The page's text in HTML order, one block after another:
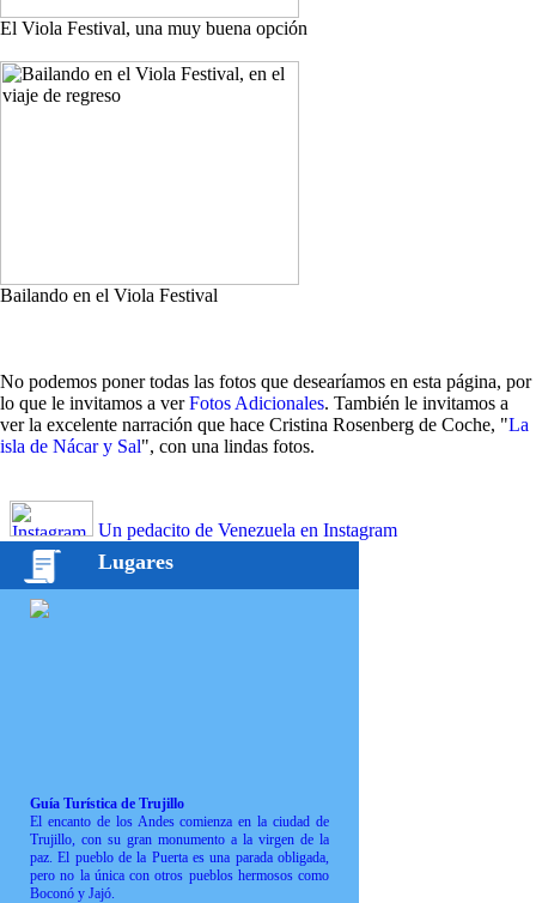
El Viola Festival, una muy buena opción
Bailando en el Viola Festival
No podemos poner todas las fotos que desearíamos en esta página, por
lo que le invitamos a verFotos Adicionales. También le invitamos a
ver la excelente narración que hace Cristina Rosenberg de Coche, "La
isla de Nácar y Sal", con una lindas fotos.
Un pedacito de Venezuela en Instagram
Lugares
Guía Turística de Trujillo
El encanto de los Andes comienza en la ciudad de
Trujillo, con su gran monumento a la virgen de la
paz. El pueblo de la Puerta es una parada obligada,
pero no la única con otros pueblos hermosos como
Boconó y Jajó.